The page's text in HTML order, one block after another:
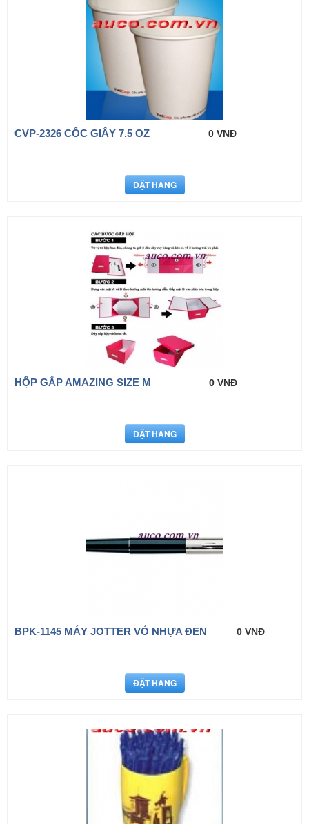
CVP-2326 CỐC GIẤY 7.5 OZ 0 VNĐ
HỘP GẤP AMAZING SIZE M 0 VNĐ
BPK-1145 MÁY JOTTER VỎ NHỰA ĐEN 0 VNĐ